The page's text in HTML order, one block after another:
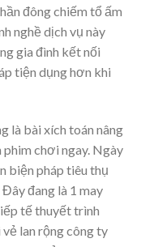
đông chiếm tổ ấm
nghề dịch vụ này
gia đình kết nối
tiện dụng hơn khi
là bài xích toán nâng
chơi ngay. Ngày
biện pháp tiêu thụ
đang là 1 may
tế thuyết trình
lan rộng công ty